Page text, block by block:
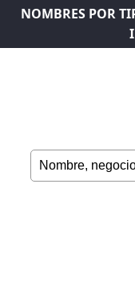
NOMBRES POR